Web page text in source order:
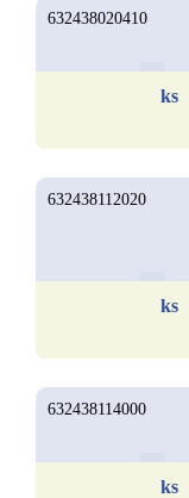
632438020410
ks
632438112020
ks
632438114000
ks